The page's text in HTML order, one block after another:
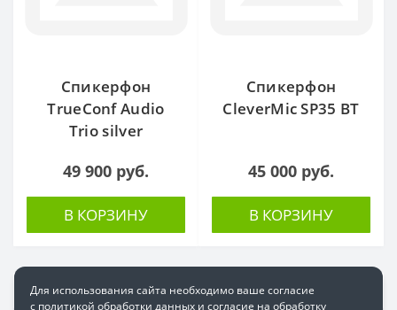
Спикерфон
TrueConf Audio
Trio silver
49 900 руб.
В КОРЗИНУ
Спикерфон
CleverMic SP35 BT
45 000 руб.
В КОРЗИНУ
Для использования сайта необходимо ваше согласие
с политикой обработки данных и согласие на обработку